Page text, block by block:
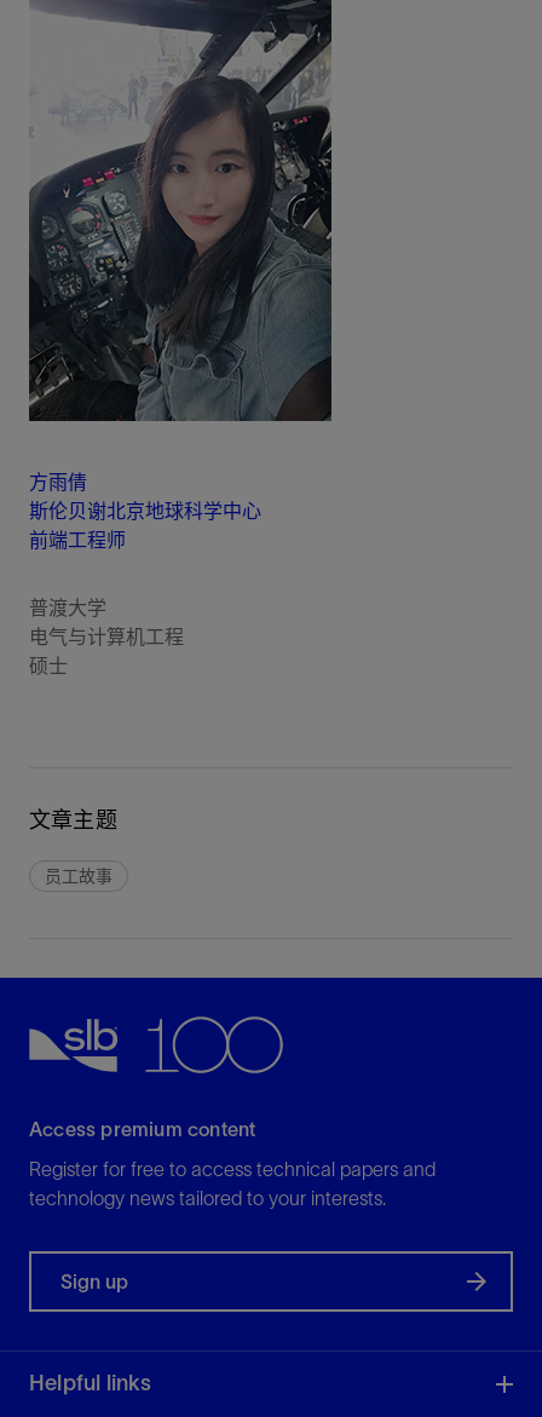
方雨倩
斯伦贝谢北京地球科学中心
前端工程师
普渡大学
电气与计算机工程
硕士
文章主题
员工故事
Access premium content
Register for free to access technical papers and
technology news tailored to your interests.
Sign up
Helpful links